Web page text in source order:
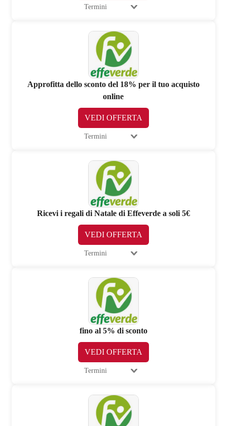
Termini
Approfitta dello sconto del 18% per il tuo acquisto
online
VEDI OFFERTA
Termini
Ricevi i regali di Natale di Effeverde a soli 5€
VEDI OFFERTA
Termini
fino al 5% di sconto
VEDI OFFERTA
Termini